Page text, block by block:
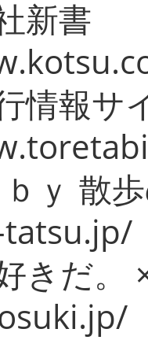
新書
情報サ
ｙ 散
きだ。